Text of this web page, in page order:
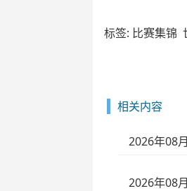
标签: 比赛集锦
相关内容
2026年08
2026年08